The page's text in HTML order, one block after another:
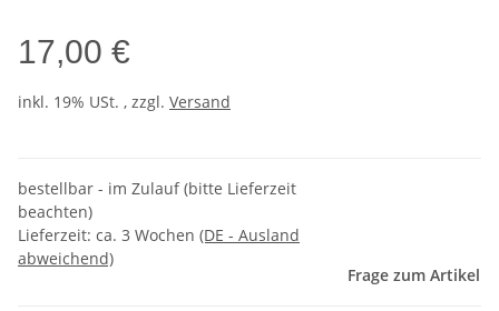
17,00 €
inkl. 19% USt. , zzgl. Versand
bestellbar - im Zulauf (bitte Lieferzeit
beachten)
Lieferzeit: ca. 3 Wochen (DE - Ausland
abweichend)
Frage zum Artikel